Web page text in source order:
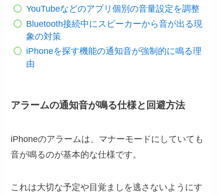
YouTubeなどのアプリ個別の音量設定を調整
Bluetooth接続中にスピーカーから音が出る現
象の対策
iPhoneを探す機能の通知音が強制的に鳴る理
由
アラームの通知音が鳴る仕様と回避方法
iPhoneのアラームは、マナーモードにしていても
音が鳴るのが基本的な仕様です。
これは大切な予定や目覚ましを逃さないようにす